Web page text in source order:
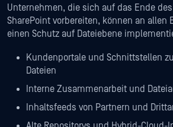
Unternehmen, die sich auf das Ende
SharePoint vorbereiten, können an allen
einen Schutz auf Dateiebene
Kundenportale und Schnittstellen
Dateien
Interne Zusammenarbeit und
Inhaltsfeeds von Partnern und